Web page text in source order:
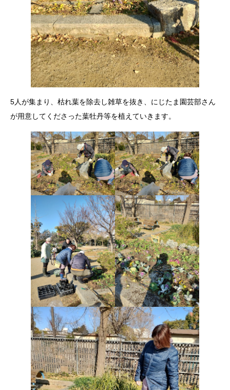
5人が集まり、枯れ葉を除去し雑草を抜き、にじたま園芸部さん
が用意してくださった葉牡丹等を植えていきます。